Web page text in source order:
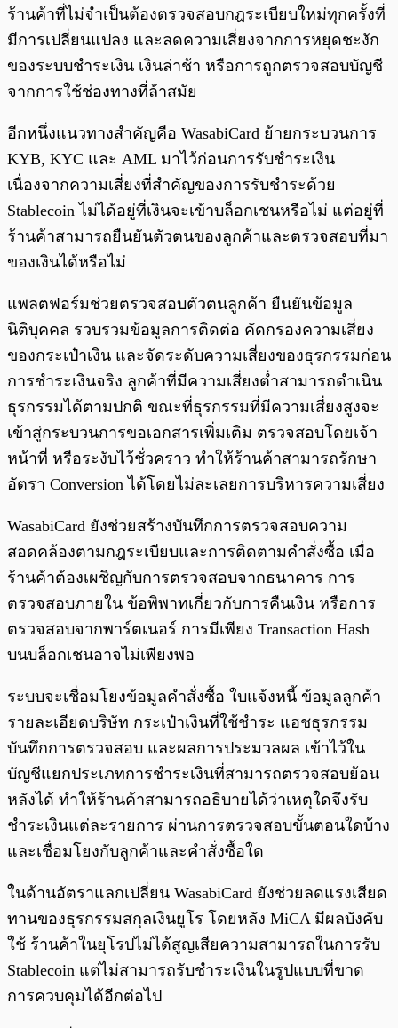
ร้านค้าที่ไม่จำเป็นต้องตรวจสอบกฎระเบียบใหม่ทุกครั้งที่
มีการเปลี่ยนแปลง และลดความเสี่ยงจากการหยุดชะงัก
ของระบบชำระเงิน เงินล่าช้า หรือการถูกตรวจสอบบัญชี
จากการใช้ช่องทางที่ล้าสมัย
อีกหนึ่งแนวทางสำคัญคือ WasabiCard ย้ายกระบวนการ
KYB, KYC และ AML มาไว้ก่อนการรับชำระเงิน
เนื่องจากความเสี่ยงที่สำคัญของการรับชำระด้วย
Stablecoin ไม่ได้อยู่ที่เงินจะเข้าบล็อกเชนหรือไม่ แต่อยู่ที่
ร้านค้าสามารถยืนยันตัวตนของลูกค้าและตรวจสอบที่มา
ของเงินได้หรือไม่
แพลตฟอร์มช่วยตรวจสอบตัวตนลูกค้า ยืนยันข้อมูล
นิติบุคคล รวบรวมข้อมูลการติดต่อ คัดกรองความเสี่ยง
ของกระเป๋าเงิน และจัดระดับความเสี่ยงของธุรกรรมก่อน
การชำระเงินจริง ลูกค้าที่มีความเสี่ยงต่ำสามารถดำเนิน
ธุรกรรมได้ตามปกติ ขณะที่ธุรกรรมที่มีความเสี่ยงสูงจะ
เข้าสู่กระบวนการขอเอกสารเพิ่มเติม ตรวจสอบโดยเจ้า
หน้าที่ หรือระงับไว้ชั่วคราว ทำให้ร้านค้าสามารถรักษา
อัตรา Conversion ได้โดยไม่ละเลยการบริหารความเสี่ยง
WasabiCard ยังช่วยสร้างบันทึกการตรวจสอบความ
สอดคล้องตามกฎระเบียบและการติดตามคำสั่งซื้อ เมื่อ
ร้านค้าต้องเผชิญกับการตรวจสอบจากธนาคาร การ
ตรวจสอบภายใน ข้อพิพาทเกี่ยวกับการคืนเงิน หรือการ
ตรวจสอบจากพาร์ตเนอร์ การมีเพียง Transaction Hash
บนบล็อกเชนอาจไม่เพียงพอ
ระบบจะเชื่อมโยงข้อมูลคำสั่งซื้อ ใบแจ้งหนี้ ข้อมูลลูกค้า
รายละเอียดบริษัท กระเป๋าเงินที่ใช้ชำระ แฮชธุรกรรม
บันทึกการตรวจสอบ และผลการประมวลผล เข้าไว้ใน
บัญชีแยกประเภทการชำระเงินที่สามารถตรวจสอบย้อน
หลังได้ ทำให้ร้านค้าสามารถอธิบายได้ว่าเหตุใดจึงรับ
ชำระเงินแต่ละรายการ ผ่านการตรวจสอบขั้นตอนใดบ้าง
และเชื่อมโยงกับลูกค้าและคำสั่งซื้อใด
ในด้านอัตราแลกเปลี่ยน WasabiCard ยังช่วยลดแรงเสียด
ทานของธุรกรรมสกุลเงินยูโร โดยหลัง MiCA มีผลบังคับ
ใช้ ร้านค้าในยุโรปไม่ได้สูญเสียความสามารถในการรับ
Stablecoin แต่ไม่สามารถรับชำระเงินในรูปแบบที่ขาด
การควบคุมได้อีกต่อไป